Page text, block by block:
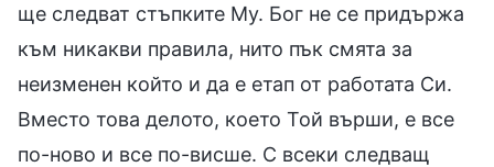
ще следват стъпките Му. Бог не се придържа
към никакви правила, нито пък смята за
неизменен който и да е етап от работата Си.
Вместо това делото, което Той върши, е все
по-ново и все по-висше. С всеки следващ